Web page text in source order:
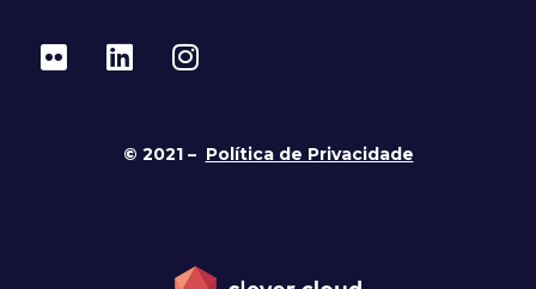
© 2021 – Política de Privacidade